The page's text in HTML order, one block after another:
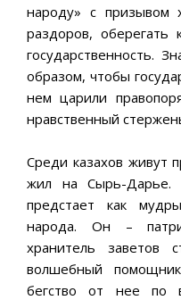
народу» с призывом
раздоров, оберегать
государственность.
образом, чтобы
нем царили
нравственный
Cреди казахов живут
жил на Сырь-Дарье.
предстает как
народа. Он –
хранитель заветов
волшебный
бегство от нее по